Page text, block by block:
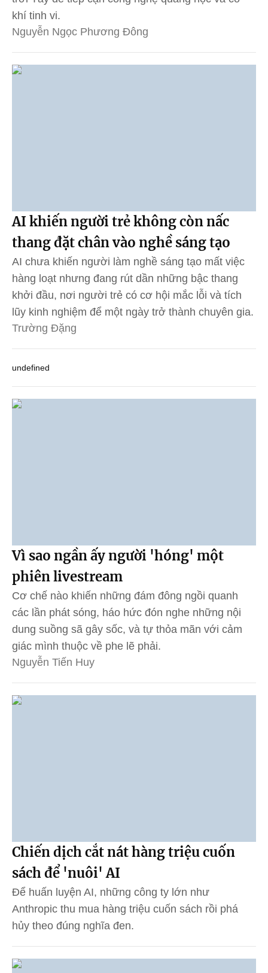
khí tinh vi.
Nguyễn Ngọc Phương Đông
AI khiến người trẻ không còn nấc
thang đặt chân vào nghề sáng tạo
AI chưa khiến người làm nghề sáng tạo mất việc
hàng loạt nhưng đang rút dần những bậc thang
khởi đầu, nơi người trẻ có cơ hội mắc lỗi và tích
lũy kinh nghiệm để một ngày trở thành chuyên gia.
Trường Đặng
undefined
Vì sao ngần ấy người 'hóng' một
phiên livestream
Cơ chế nào khiến những đám đông ngồi quanh
các lần phát sóng, háo hức đón nghe những nội
dung suồng sã gây sốc, và tự thỏa mãn với cảm
giác mình thuộc về phe lẽ phải.
Nguyễn Tiến Huy
Chiến dịch cắt nát hàng triệu cuốn
sách để 'nuôi' AI
Để huấn luyện AI, những công ty lớn như
Anthropic thu mua hàng triệu cuốn sách rồi phá
hủy theo đúng nghĩa đen.